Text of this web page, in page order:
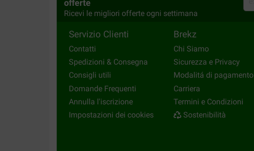
offerte
Ricevi le migliori offerte ogni settimana
Servizio Clienti
Contatti
Spedizioni & Consegna
Consigli utili
Domande Frequenti
Annulla l'iscrizione
Impostazioni dei cookies
Brekz
Chi Siamo
Sicurezza e Privacy
Modalitá di pagamento
Carriera
Termini e Condizioni
Sostenibilità